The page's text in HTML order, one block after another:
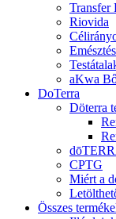
Transfer
Riovida
aKwa
DoTerra
Döterra
CPTG
Miért a
Összes